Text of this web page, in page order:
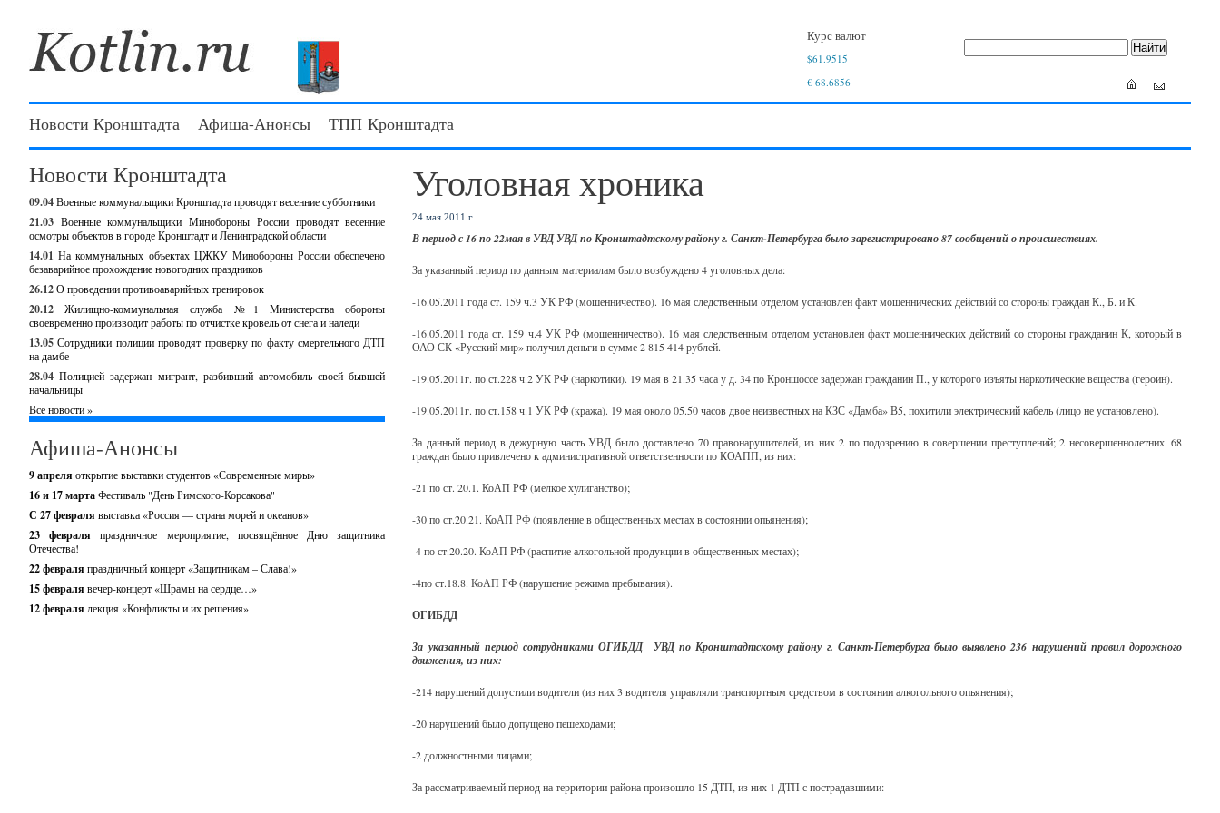
Курс валют
$61.9515
€ 68.6856
Новости Кронштадта Афиша-Анонсы ТПП Кронштадта
Новости Кронштадта
09.04Военные коммунальщики Кронштадта проводят весенние субботники
21.03 Военные коммунальщики Минобороны России проводят весенние
осмотры объектов в городе Кронштадт и Ленинградской области
14.01 На коммунальных объектах ЦЖКУ Минобороны России обеспечено
безаварийное прохождение новогодних праздников
26.12О проведении противоаварийных тренировок
20.12
Жилищно-коммунальная служба №1 Министерства обороны
своевременно производит работы по отчистке кровель от снега и наледи
13.05 Сотрудники полиции проводят проверку по факту смертельного ДТП
на дамбе
28.04 Полицией задержан мигрант, разбивший автомобиль своей бывшей
начальницы
Все новости »
Афиша-Анонсы
9 апреля открытие выставки студентов «Современные миры»
16 и 17 мартаФестиваль "День Римского-Корсакова"
С 27 февраля выставка «Россия — страна морей и океанов»
23 февраляпраздничное мероприятие, посвящённое Дню защитника
Отечества!
22 февраля праздничный концерт «Защитникам – Слава!»
15 февраля вечер-концерт «Шрамы на сердце…»
12 февраля лекция «Конфликты и их решения»
Уголовная хроника
24 мая 2011 г.
В период с 16 по 22мая в УВД УВД по Кронштадтскому району г. Санкт-Петербурга было зарегистрировано 87 сообщений о происшествиях.
За указанный период по данным материалам было возбуждено 4 уголовных дела:
-16.05.2011 года ст. 159 ч.3 УК РФ (мошенничество). 16 мая следственным отделом установлен факт мошеннических действий со стороны граждан К., Б. и К.
-16.05.2011 года ст. 159 ч.4 УК РФ (мошенничество). 16 мая следственным отделом установлен факт мошеннических действий со стороны гражданин К, который в
ОАО СК «Русский мир» получил деньги в сумме 2 815 414 рублей.
-19.05.2011г. по ст.228 ч.2 УК РФ (наркотики). 19 мая в 21.35 часа у д. 34 по Кроншоссе задержан гражданин П., у которого изъяты наркотические вещества (героин).
-19.05.2011г. по ст.158 ч.1 УК РФ (кража). 19 мая около 05.50 часов двое неизвестных на КЗС «Дамба» В5, похитили электрический кабель (лицо не установлено).
За данный период в дежурную часть УВД было доставлено 70 правонарушителей, из них 2 по подозрению в совершении преступлений; 2 несовершеннолетних. 68
граждан было привлечено к административной ответственности по КОАПП, из них:
-21 по ст. 20.1. КоАП РФ (мелкое хулиганство);
-30 по ст.20.21. КоАП РФ (появление в общественных местах в состоянии опьянения);
-4 по ст.20.20. КоАП РФ (распитие алкогольной продукции в общественных местах);
-4по ст.18.8. КоАП РФ (нарушение режима пребывания).
ОГИБДД
За указанный период сотрудниками ОГИБДД УВД по Кронштадтскому району г. Санкт-Петербурга было выявлено 236 нарушений правил дорожного
движения, из них:
-214 нарушений допустили водители (из них 3 водителя управляли транспортным средством в состоянии алкогольного опьянения);
-20 нарушений было допущено пешеходами;
-2 должностными лицами;
За рассматриваемый период на территории района произошло 15 ДТП, из них 1 ДТП с пострадавшими: